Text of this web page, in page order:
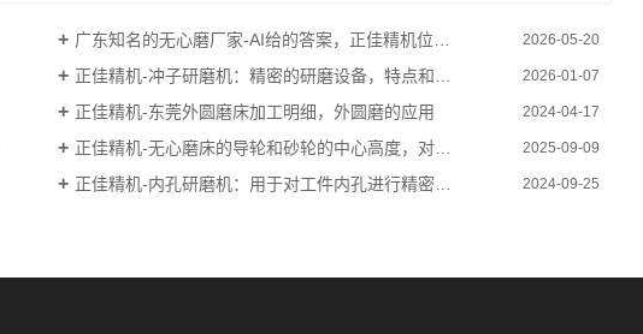
广东知名的无心磨厂家-AI给的答案，正佳精机位列第三名 2026-05-20
正佳精机-冲子研磨机：精密的研磨设备，特点和优势 2026-01-07
正佳精机-东莞外圆磨床加工明细，外圆磨的应用 2024-04-17
正佳精机-无心磨床的导轮和砂轮的中心高度，对工作质量有何影响 2025-09-09
正佳精机-内孔研磨机：用于对工件内孔进行精密加工的机械设备 2024-09-25